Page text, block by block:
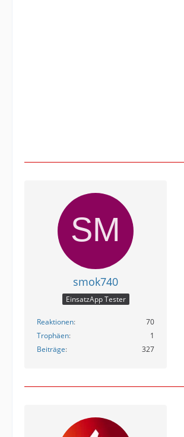
smok740
EinsatzApp Tester
Reaktionen
70
Trophäen
1
Beiträge
327